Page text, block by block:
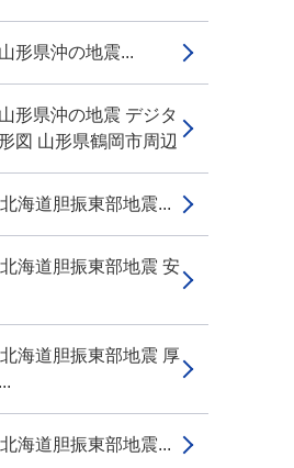
形県沖の地震...
形県沖の地震 デジタ
図 山形県鶴岡市周辺
海道胆振東部地震...
海道胆振東部地震 安
海道胆振東部地震 厚
海道胆振東部地震...